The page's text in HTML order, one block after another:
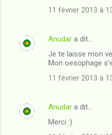
n
e
11 février 2013 à
Anudar a dit…
Je te laisse mon
Mon oesophage
11 février 2013 à
Anudar a dit…
Merci :)